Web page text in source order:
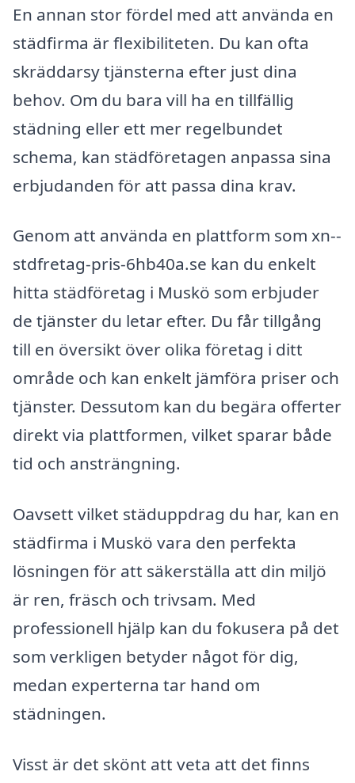
En annan stor fördel med att använda en
städfirma är flexibiliteten. Du kan ofta
skräddarsy tjänsterna efter just dina
behov. Om du bara vill ha en tillfällig
städning eller ett mer regelbundet
schema, kan städföretagen anpassa sina
erbjudanden för att passa dina krav.
Genom att använda en plattform som xn--
stdfretag-pris-6hb40a.se kan du enkelt
hitta städföretag i Muskö som erbjuder
de tjänster du letar efter. Du får tillgång
till en översikt över olika företag i ditt
område och kan enkelt jämföra priser och
tjänster. Dessutom kan du begära offerter
direkt via plattformen, vilket sparar både
tid och ansträngning.
Oavsett vilket städuppdrag du har, kan en
städfirma i Muskö vara den perfekta
lösningen för att säkerställa att din miljö
är ren, fräsch och trivsam. Med
professionell hjälp kan du fokusera på det
som verkligen betyder något för dig,
medan experterna tar hand om
städningen.
Visst är det skönt att veta att det finns